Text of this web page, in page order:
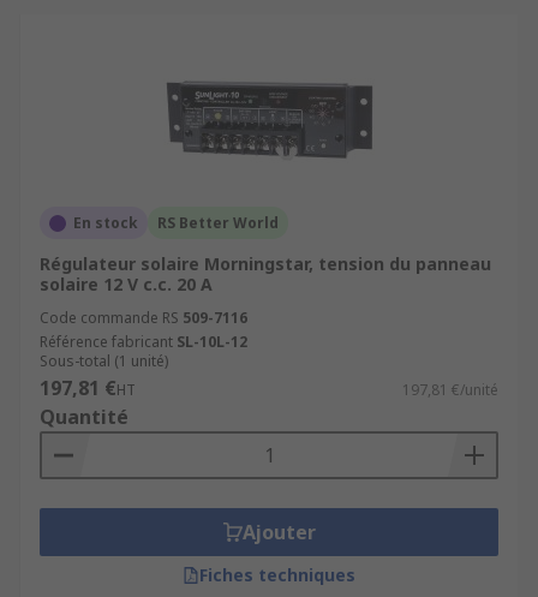
En stock RS Better World
Régulateur solaire Morningstar, tension du panneau
solaire 12 V c.c. 20 A
Code commande RS 509-7116
Référence fabricant SL-10L-12
Sous-total (1 unité)
197,81 €HT 197,81 €/unité
Quantité
Ajouter
Fiches techniques